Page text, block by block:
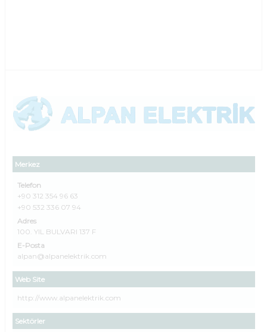
Merkez
Telefon
+90 312 354 96 63
+90 532 336 07 94
Adres
100. YIL BULVARI 137 F
E-Posta
alpan@alpanelektrik.com
Web Site
http://www.alpanelektrik.com
Sektörler